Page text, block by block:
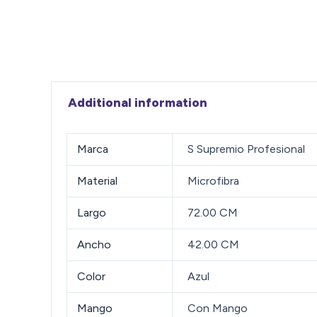
Additional information
Marca S Supremio Profesional
Material Microfibra
Largo 72.00 CM
Ancho 42.00 CM
Color Azul
Mango Con Mango